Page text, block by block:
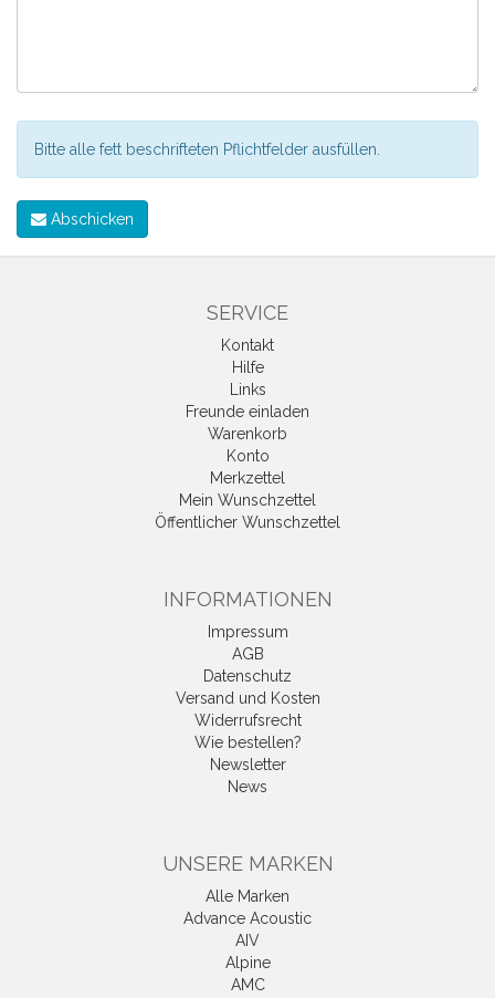
Bitte alle fett beschrifteten Pflichtfelder ausfüllen.
Abschicken
SERVICE
Kontakt
Hilfe
Links
Freunde einladen
Warenkorb
Konto
Merkzettel
Mein Wunschzettel
Öffentlicher Wunschzettel
INFORMATIONEN
Impressum
AGB
Datenschutz
Versand und Kosten
Widerrufsrecht
Wie bestellen?
Newsletter
News
UNSERE MARKEN
Alle Marken
Advance Acoustic
AIV
Alpine
AMC